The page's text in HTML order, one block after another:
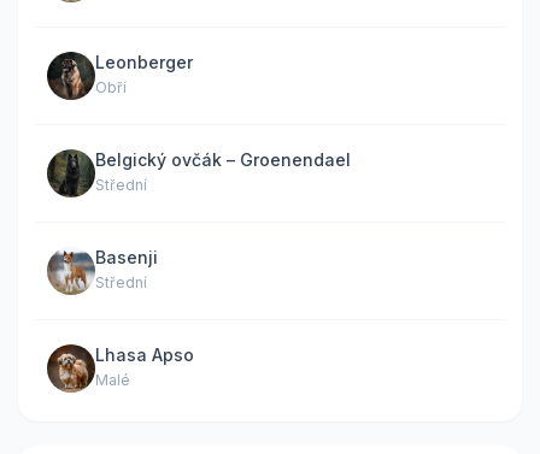
Leonberger
Obří
Belgický ovčák – Groenendael
Střední
Basenji
Střední
Lhasa Apso
Malé